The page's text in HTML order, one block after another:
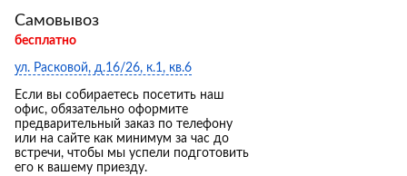
Самовывоз
бесплатно
ул. Расковой, д.16/26, к.1, кв.6
Если вы собираетесь посетить наш
офис, обязательно оформите
предварительный заказ по телефону
или на сайте как минимум за час до
встречи, чтобы мы успели подготовить
его к вашему приезду.